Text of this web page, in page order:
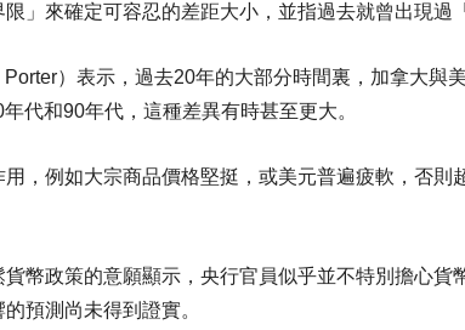
」來確定可容忍的差距大小，並指過去就曾出現過
）表示，過去20年的大部分時間裏，加拿大與
代和90年代，這種差異有時甚至更大。
，例如大宗商品價格堅挺，或美元普遍疲軟，否則
幣政策的意願顯示，央行官員似乎並不特別擔心貨
預測尚未得到證實。